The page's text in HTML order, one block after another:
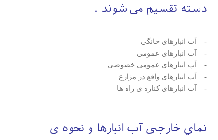
دسته تقسيم مي شوند .
- آب انبارهای خانگی
- آب انبارهای عمومی
- آب انبارهای عمومی خصوصی
- آب انبارهای واقع در مزارع
- آب انبارهای کناره ی راه ها
نماي خارجي آب انبارها و نحوه ی